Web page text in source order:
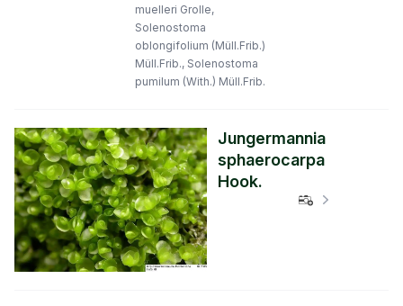
muelleri Grolle,
Solenostoma
oblongifolium (Müll.Frib.)
Müll.Frib., Solenostoma
pumilum (With.) Müll.Frib.
Jungermannia
sphaerocarpa
Hook.